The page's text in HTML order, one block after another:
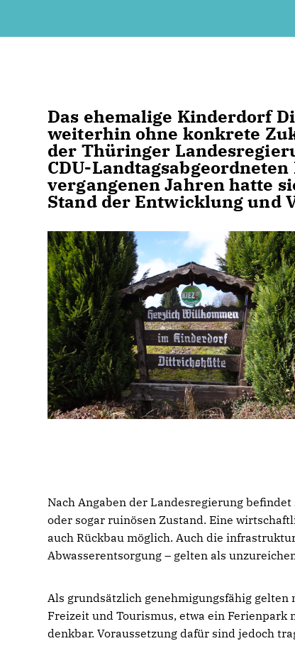
Das ehemalige Kinderdorf
weiterhin ohne konkrete
der Thüringer
CDU-
vergangenen Jahren hatte
Stand der Entwicklung und
Nach Angaben der Landesregierung
oder sogar ruinösen Zustand. Eine
auch Rückbau möglich. Auch die
Abwasserentsorgung – gelten als
Als grundsätzlich genehmigungsfähig
Freizeit und Tourismus, etwa ein Ferienpark
denkbar. Voraussetzung dafür sind jedoch